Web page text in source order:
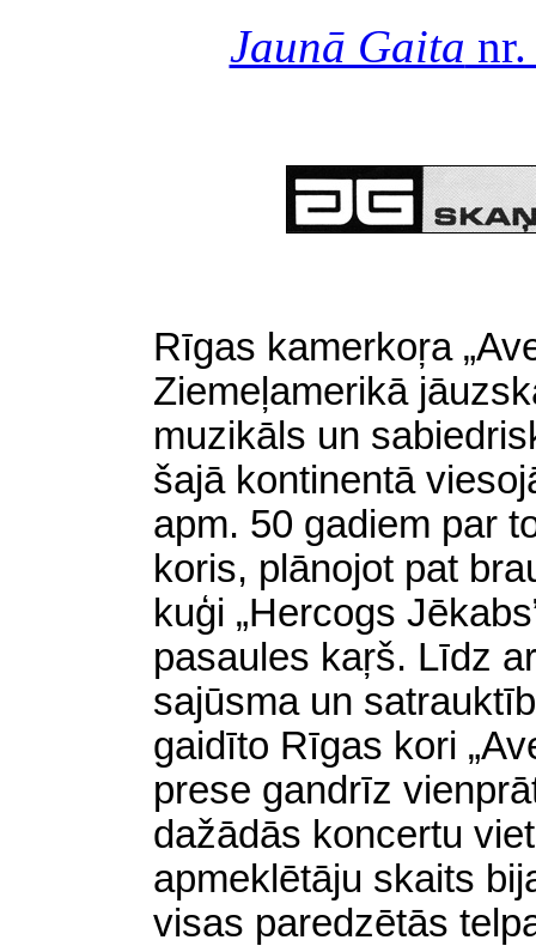
Jaunā Gaita
Rīgas kamerkoŗa
Ziemeļamerikā
muzikāls un
šajā kontinentā
apm. 50 gadiem par
koris, plānojot pat
kuģi „Hercogs
pasaules kaŗš. Līdz
sajūsma un
gaidīto Rīgas kori
prese gandrīz
dažādās koncertu
apmeklētāju skaits
visas paredzētās